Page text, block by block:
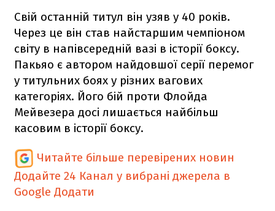
Свій останній титул він узяв у 40 років.
Через це він став найстаршим чемпіоном
світу в напівсередній вазі в історії боксу.
Пакьяо є автором найдовшої серії перемог
у титульних боях у різних вагових
категоріях. Його бій проти Флойда
Мейвезера досі лишається найбільш
касовим в історії боксу.
Читайте більше перевірених новин
Додайте 24 Канал у вибрані джерела в
Google Додати